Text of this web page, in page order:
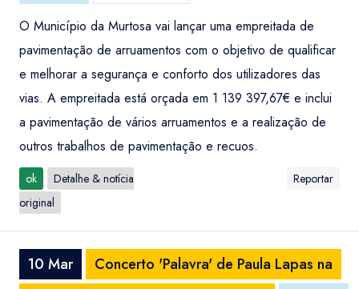
O Município da Murtosa vai lançar uma empreitada de
pavimentação de arruamentos com o objetivo de qualificar
e melhorar a segurança e conforto dos utilizadores das
vias. A empreitada está orçada em 1 139 397,67€ e inclui
a pavimentação de vários arruamentos e a realização de
outros trabalhos de pavimentação e recuos.
ok
Detalhe & notícia
original
Reportar
10 Mar
Concerto 'Palavra' de Paula Lapas na